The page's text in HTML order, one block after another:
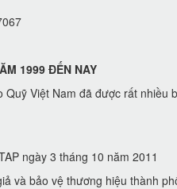
1999 ĐẾN NAY
Việt Nam đã được rất
ngày 3 tháng 10 năm 2011
bảo vệ thương hiệu thành